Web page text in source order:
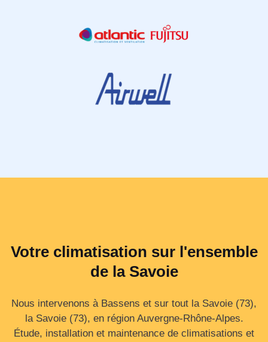
Votre climatisation sur l'ensemble
de la Savoie
Nous intervenons à Bassens et sur tout la Savoie (73),
la Savoie (73), en région Auvergne‑Rhône‑Alpes.
Étude, installation et maintenance de climatisations et